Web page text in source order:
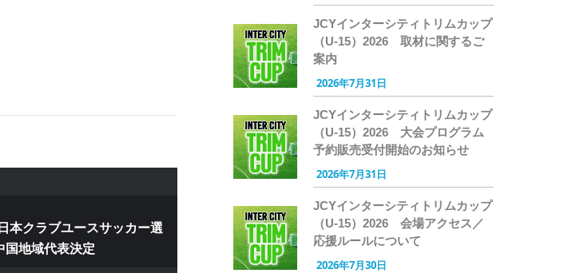
本クラブユースサッカー選
地域代表決定
JCYインターシティトリムカップ
（U-15）2026 取材に関するご
案内
2026年7月31日
JCYインターシティトリムカップ
（U-15）2026 大会プログラム
予約販売受付開始のお知らせ
2026年7月31日
JCYインターシティトリムカップ
（U-15）2026 会場アクセス／
応援ルールについて
2026年7月30日